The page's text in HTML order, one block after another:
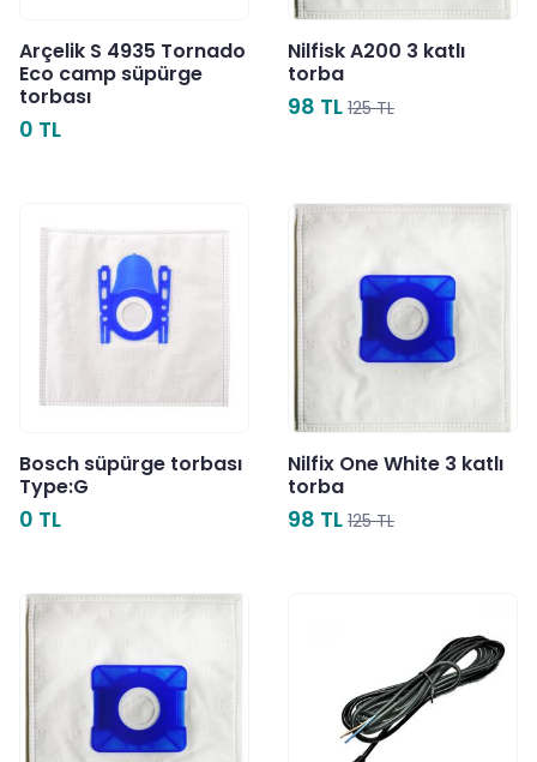
Arçelik S 4935 Tornado
Eco camp süpürge
torbası
0 TL
Nilfisk A200 3 katlı
torba
98 TL 125 TL
Bosch süpürge torbası
Type:G
0 TL
Nilfix One White 3 katlı
torba
98 TL 125 TL